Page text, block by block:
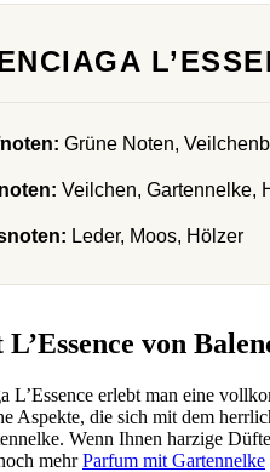
Grüne Noten,
Veilchen, Gartennelke,
Leder, Moos, Hölzer
von
L’Essence erlebt man eine
Aspekte, die sich mit dem
Wenn Ihnen harzige
mehrParfum mit Gartennelke